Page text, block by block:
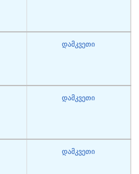
დამკვეთი
დამკვეთი
დამკვეთი